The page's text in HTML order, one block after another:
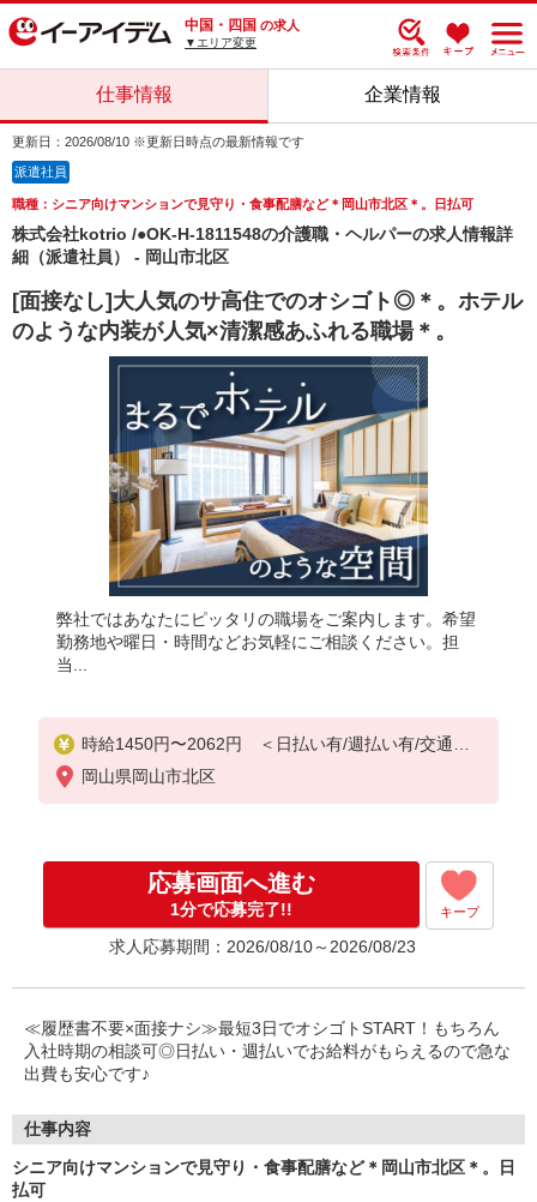
中国・四国 の求人
▼エリア変更
仕事情報 企業情報
更新日：2026/08/10 ※更新日時点の最新情報です
派遣社員
職種：シニア向けマンションで見守り・食事配膳など＊岡山市北区＊。日払可
株式会社kotrio /●OK-H-1811548の介護職・ヘルパーの求人情報詳
細（派遣社員） - 岡山市北区
[面接なし]大人気のサ高住でのオシゴト◎＊。ホテル
のような内装が人気×清潔感あふれる職場＊。
弊社ではあなたにピッタリの職場をご案内します。希望
勤務地や曜日・時間などお気軽にご相談ください。担
当...
時給1450円〜2062円 ＜日払い有/週払い有/交通費
全支給(ガソリン代含む)＞
岡山県岡山市北区
応募画面へ進む
1分で応募完了!! キープ
求人応募期間：2026/08/10～2026/08/23
≪履歴書不要×面接ナシ≫最短3日でオシゴトSTART！もちろん
入社時期の相談可◎日払い・週払いでお給料がもらえるので急な
出費も安心です♪
仕事内容
シニア向けマンションで見守り・食事配膳など＊岡山市北区＊。日
払可